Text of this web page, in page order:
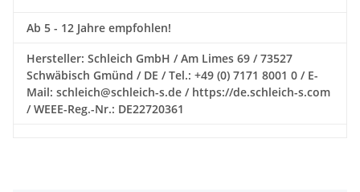
Ab 5 - 12 Jahre empfohlen!
Hersteller: Schleich GmbH / Am Limes 69 / 73527
Schwäbisch Gmünd / DE / Tel.: +49 (0) 7171 8001 0 / E-
Mail: schleich@schleich-s.de / https://de.schleich-s.com
/ WEEE-Reg.-Nr.: DE22720361